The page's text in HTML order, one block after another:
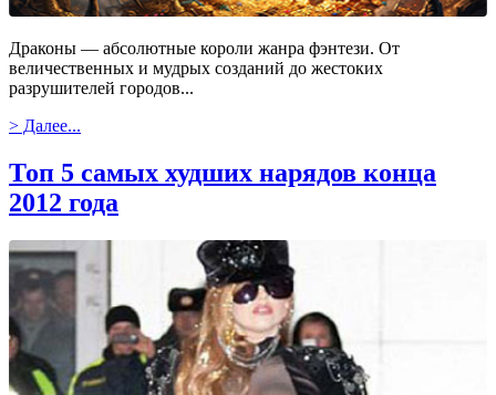
Драконы — абсолютные короли жанра фэнтези. От
величественных и мудрых созданий до жестоких
разрушителей городов...
> Далее...
Топ 5 самых худших нарядов конца
2012 года